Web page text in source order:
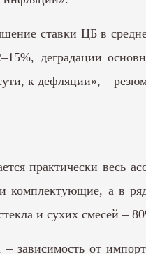
ставки ЦБ в
деградации
к дефляции», –
практически весь
комплектующие, а в
и сухих смесей –
зависимость от